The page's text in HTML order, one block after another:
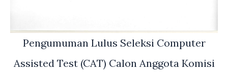
Pengumuman Lulus Seleksi Computer
Assisted Test (CAT) Calon Anggota Komisi